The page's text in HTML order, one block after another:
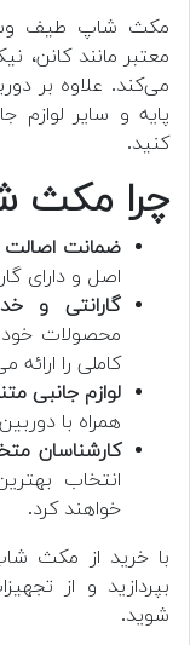
مکث شاپ طیف
معتبر مانند کانن،
می‌کند. علاوه بر
پایه و سایر لوازم
کنید.
چرا مکث
ضمانت اصالت
اصل و دارای
گارانتی و
محصولات
کاملی را ارائه
لوازم جانبی
همراه با
کارشناسان
انتخاب
خواهند کرد.
با خرید از مکث
بپردازید و از
شوید.